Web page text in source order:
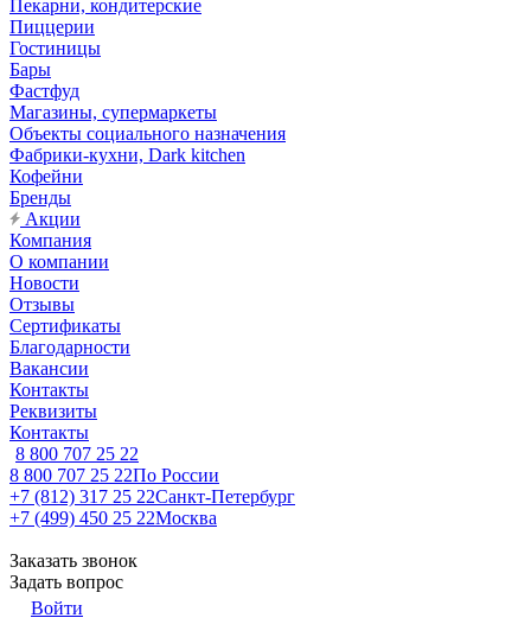
Пекарни, кондитерские
Пиццерии
Гостиницы
Бары
Фастфуд
Магазины, супермаркеты
Объекты социального назначения
Фабрики-кухни, Dark kitchen
Кофейни
Бренды
Акции
Компания
О компании
Новости
Отзывы
Сертификаты
Благодарности
Вакансии
Контакты
Реквизиты
Контакты
8 800 707 25 22
8 800 707 25 22По России
+7 (812) 317 25 22Санкт-Петербург
+7 (499) 450 25 22Москва
Заказать звонок
Задать вопрос
Войти